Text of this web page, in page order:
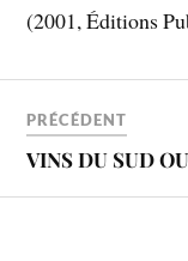
(2001, Éditions
PRÉCÉDENT
VINS DU SUD